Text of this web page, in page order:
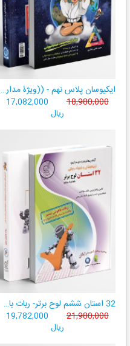
ایکیوسان پلاس نهم - ((ویژۀ مدارس نمونه دولتی، تیزهوشان و سمپاد+ فیلم‌های آموزشی+سامانۀ آزمون‌ساز رایگان))
18,980,000
17,082,000
ریال
32 استان ششم لوح برتر- ربات باهوش ششم ((به همراه سامانۀ آزمون‌ساز رایگان))
21,980,000
19,782,000
ریال